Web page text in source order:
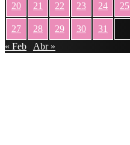
20 21 22 23 24 25
27 28 29 30
31
« Feb
Abr »